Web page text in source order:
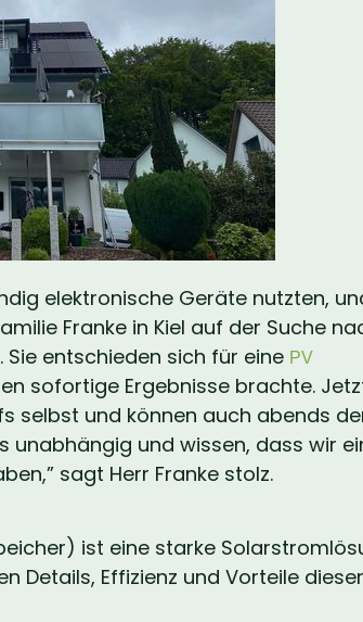
elektronische Geräte nutzten,
Franke in Kiel auf der Suche
entschieden sich für eine PV
sofortige Ergebnisse brachte.
selbst und können auch abends
unabhängig und wissen, dass wir
sagt Herr Franke stolz.
ist eine starke
Details, Effizienz und Vorteile dieser